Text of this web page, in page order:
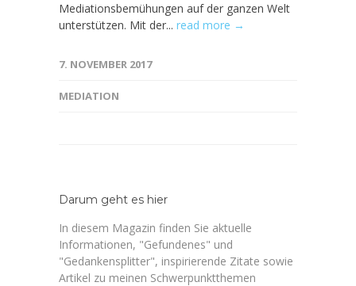
Mediationsbemühungen auf der ganzen Welt
unterstützen. Mit der... read more →
7. NOVEMBER 2017
MEDIATION
Darum geht es hier
In diesem Magazin finden Sie aktuelle
Informationen, "Gefundenes" und
"Gedankensplitter", inspirierende Zitate sowie
Artikel zu meinen Schwerpunktthemen